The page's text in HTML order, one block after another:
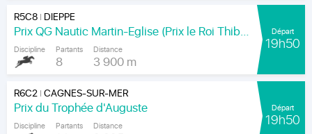
R5C8| DIEPPE
Prix QG Nautic Martin-Eglise (Prix le Roi Thibault)
Discipline Partants
8
Distance
3 900 m
Départ
19h50
R6C2|CAGNES-SUR-MER
Prix du Trophée d'Auguste
Discipline Partants Distance
Départ
19h50